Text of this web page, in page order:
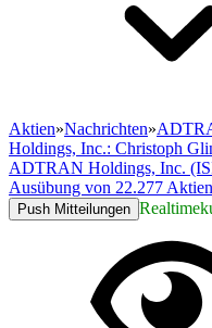
Aktien»Nachrichten»
Holdings, Inc.: Christoph
ADTRAN Holdings, Inc.
Ausübung von 22.277
Push Mitteilungen